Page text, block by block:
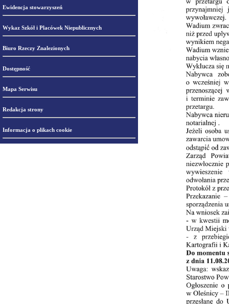
Ewidencja stowarzyszeń
Wykaz Szkół i Placówek Niepublicznych
Biuro Rzeczy Znalezionych
Dostępność
Mapa Serwisu
Redakcja strony
Informacja o plikach cookie